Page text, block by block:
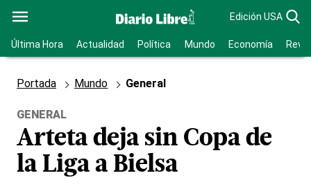
Edición USA
Última Hora Actualidad Política Mundo Economía
Portada Mundo General
GENERAL
Arteta deja sin Copa de
la Liga a Bielsa